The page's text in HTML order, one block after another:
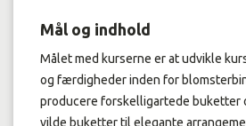
Mål og indhold
Målet med kurserne er at udvikle
og færdigheder inden for
producere forskelligartede buketter
vilde buketter til elegante